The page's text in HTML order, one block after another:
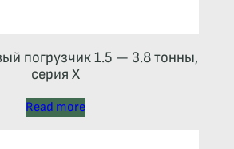
погрузчик 1.5 — 3.8 тонны,
серия X
Read more